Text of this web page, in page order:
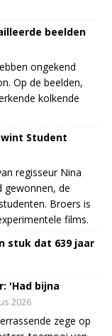
beelden
ongekend
Op de beelden,
kolkende
Student
regisseur Nina
gewonnen, de
Broers is
films.
stuk dat 639 jaar
'Had bijna
2026
zege op